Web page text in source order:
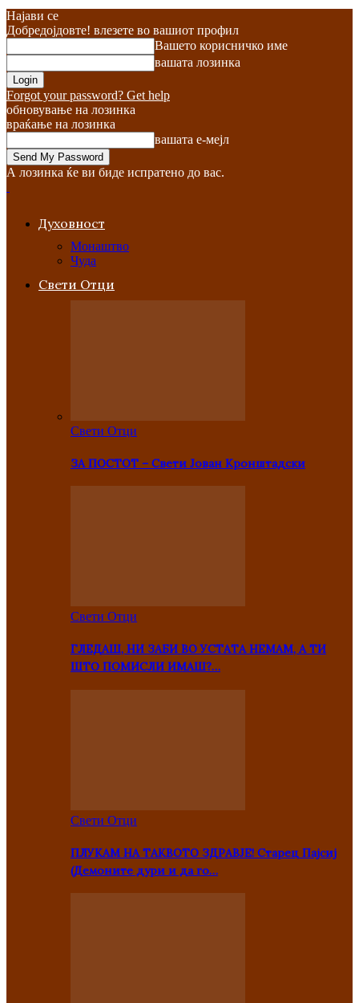
Најави се
Добредојдовте! влезете во вашиот профил
Вашето корисничко име
вашата лозинка
Forgot your password? Get help
обновување на лозинка
враќање на лозинка
вашата е-мејл
А лозинка ќе ви биде испратено до вас.
Духовност
Монаштво
Чуда
Свети Отци
Свети Отци
ЗА ПОСТОТ – Свети Јован Кронштадски
Свети Отци
ГЛЕДАШ, НИ ЗАБИ ВО УСТАТА НЕМАМ, А ТИ
ШТО ПОМИСЛИ ИМАШ?…
Свети Отци
ПЛУКАМ НА ТАКВОТО ЗДРАВЈЕ! Старец Пајсиј
(Демоните дури и да го…